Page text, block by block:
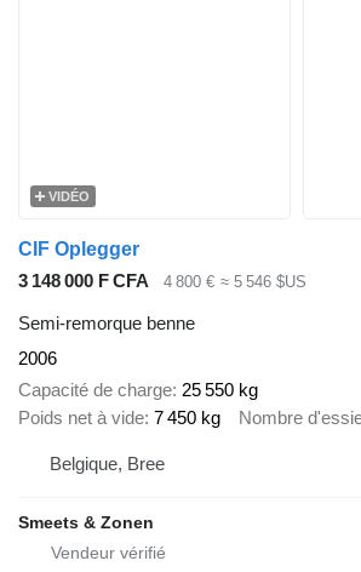
VIDÉO
CIF Oplegger
3 148 000 F CFA
4 800 € ≈ 5 546 $US
Semi-remorque benne
2006
Capacité de charge 25 550 kg
Poids net à vide 7 450 kg Nombre
Belgique, Bree
Smeets & Zonen